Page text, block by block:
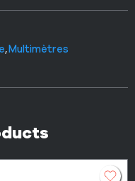
,Multimètres